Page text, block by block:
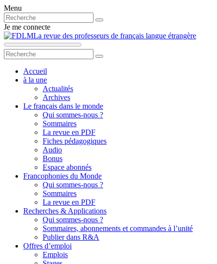
Menu
Je me connecte
La revue des professeurs de français langue étrangère
Accueil
à la une
Actualités
Archives
Le français dans le monde
Qui sommes-nous ?
Sommaires
La revue en PDF
Fiches pédagogiques
Audio
Bonus
Espace abonnés
Francophonies du Monde
Qui sommes-nous ?
Sommaires
La revue en PDF
Recherches & Applications
Qui sommes-nous ?
Sommaires, abonnements et commandes à l’unité
Publier dans R&A
Offres d’emploi
Emplois